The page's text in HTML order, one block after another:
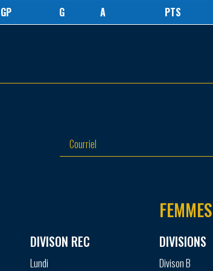
GP G A PTS
DIVISON REC
Lundi
FEMMES
DIVISIONS
Divison B